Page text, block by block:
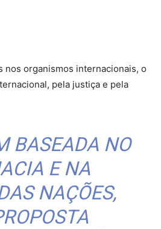
nos organismos internacionais, o
pela justiça e pela
BASEADA NO
E NA
NAÇÕES,